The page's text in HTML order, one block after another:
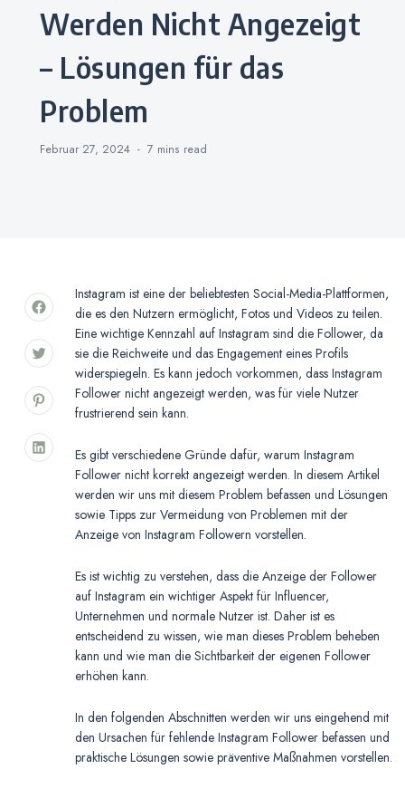
Werden Nicht Angezeigt
– Lösungen für das
Problem
Februar 27, 2024 7 mins read
Instagram ist eine der beliebtesten Social-Media-Plattformen,
die es den Nutzern ermöglicht, Fotos und Videos zu teilen.
Eine wichtige Kennzahl auf Instagram sind die Follower, da
sie die Reichweite und das Engagement eines Profils
widerspiegeln. Es kann jedoch vorkommen, dass Instagram
Follower nicht angezeigt werden, was für viele Nutzer
frustrierend sein kann.
Es gibt verschiedene Gründe dafür, warum Instagram
Follower nicht korrekt angezeigt werden. In diesem Artikel
werden wir uns mit diesem Problem befassen und Lösungen
sowie Tipps zur Vermeidung von Problemen mit der
Anzeige von Instagram Followern vorstellen.
Es ist wichtig zu verstehen, dass die Anzeige der Follower
auf Instagram ein wichtiger Aspekt für Influencer,
Unternehmen und normale Nutzer ist. Daher ist es
entscheidend zu wissen, wie man dieses Problem beheben
kann und wie man die Sichtbarkeit der eigenen Follower
erhöhen kann.
In den folgenden Abschnitten werden wir uns eingehend mit
den Ursachen für fehlende Instagram Follower befassen und
praktische Lösungen sowie präventive Maßnahmen vorstellen.